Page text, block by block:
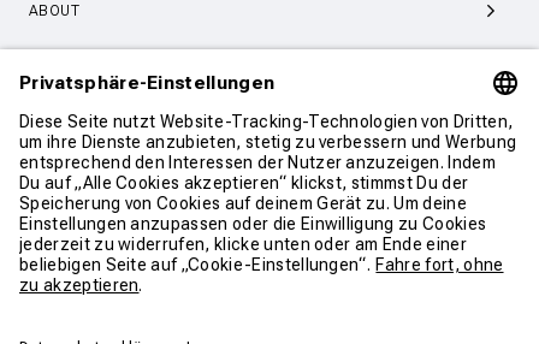
ABOUT
SERVICE & SUPPORT
KONTAKT